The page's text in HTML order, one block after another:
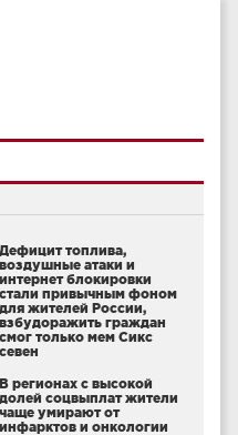
Дефицит топлива,
воздушные атаки и
интернет блокировки
стали привычным фоном
для жителей России,
взбудоражить граждан
смог только мем Сикс
севен
В регионах с высокой
долей соцвыплат жители
чаще умирают от
инфарктов и онкологии